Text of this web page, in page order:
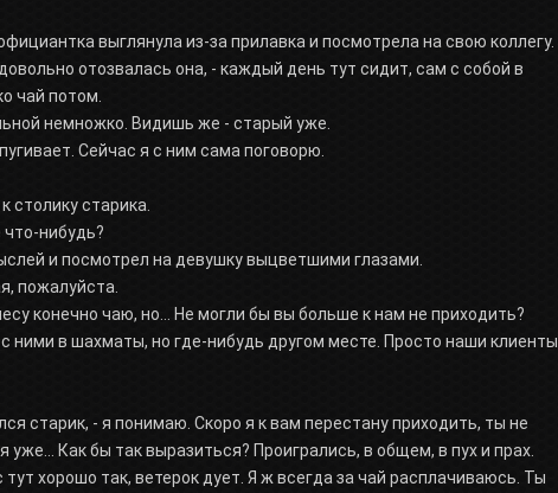
выглянула из-за прилавка и посмотрела на свою коллегу.
отозвалась она, - каждый день тут сидит, сам с собой в
чай потом.
немножко. Видишь же - старый уже.
Сейчас я с ним сама поговорю.
столику старика.
нибудь?
и посмотрел на девушку выцветшими глазами.
пожалуйста.
конечно чаю, но... Не могли бы вы больше к нам не приходить?
ними в шахматы, но где-нибудь другом месте. Просто наши клиенты
старик, - я понимаю. Скоро я к вам перестану приходить, ты не
Как бы так выразиться? Проигрались, в общем, в пух и прах.
тут хорошо так, ветерок дует. Я ж всегда за чай расплачиваюсь. Ты